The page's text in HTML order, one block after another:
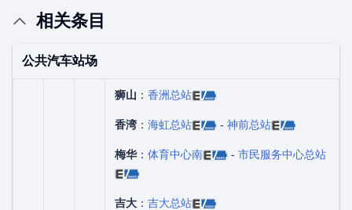
相关条目
公共汽车站场
狮山 ： 香洲总站
香湾 ： 海虹总站 - 神前总站
梅华： 体育中心南 - 市民服务中心总站
吉大 ： 吉大总站